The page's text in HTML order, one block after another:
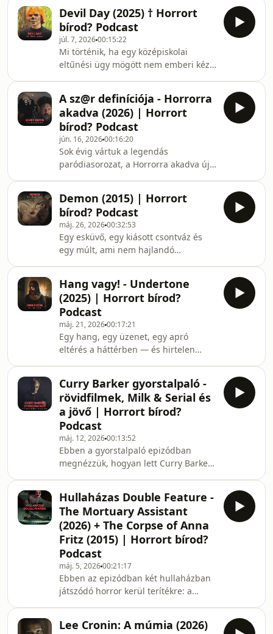
spin-offja, amely a gyilkos baba
helyett egy mesterséges
intelligenciával működő dögös
androidra helyezi a hangsúlyt, és a
sci-fit erotikus thrillerrel, valamint
horrorral ötvözi.SOULM8TE (2026)
IMDb linkHorrort bírod? Podcast
linkek
Devil Day (2025) † Horrort
bírod? Podcast
júl. 7, 202600:15:22
Mi történik, ha egy középiskolai
eltűnési ügy mögött nem emberi kéz,
horror, amely egy természetfeletti
rejtélyt ötvöz nyomozással és
tinédzserdrámával. A történetben
négy középiskolás próbálja felderíteni
egy diáklány és egy tanár eltűnésének
okát, miközben egy démoni erő
nyomába bukkannak. A Devil Day
ráadásul limitált mozis bemu
A sz@r definíciója - Horrorra
akadva (2026) | Horrort
bírod? Podcast
jún. 16, 202600:16:20
Sok évig vártuk a legendás
paródiasorozat, a Horrorra akadva új
és degeneráltságot csinált.Horrorra
akadva (2026) IMDb linkHorrort bírod?
Podcast fontosabb linkek,
elérhetőségekHorrort bírod? Podcast
Buy Me a Coffee támogatás
Demon (2015) | Horrort
bírod? Podcast
máj. 26, 202600:32:53
Egy esküvő, egy kiásott csontváz és
egy múlt, ami nem hajlandó
történetnek tűnik, de valójában sokkal
nyugtalanítóbb annál: folk horror és
történelmi trauma egyszerre. Ebben
az epizódban kitárgyaljuk, hogy miért
ennyire nyomasztó a groteszk esküvői
hangulat, és hogy a természetfeletti
mögött milyen társadalmi és
történelmi sebek
Hang vagy! - Undertone
(2025) | Horrort bírod?
Podcast
máj. 21, 202600:17:21
Egy hang, egy üzenet, egy apró
eltérés a háttérben — és hirtelen
horrorok közé tartozik, amelyek nem a
folyamatos sokkolásra, hanem a
lassan felépülő paranoia érzésére
építenek.Ebben az epizódban arról
beszélünk arról, hogy hogyan
használja a film a hangdizájnt és a
csendet a feszültségkeltéshez, hogy
miért működnek ennyire jól a bizonyt
Curry Barker gyorstalpaló -
rövidfilmek, Milk & Serial és
a jövő | Horrort bírod?
Podcast
máj. 12, 202600:13:52
Ebben a gyorstalpaló epizódban
megnézzük, hogyan lett Curry Barker
arca.Szó esik a korai rövidfilmjeiről,
internetes horror-esztétikájáról és
természetesen a nagy áttörést hozó
Milk &amp; Serial című found footage
projektről is valamint arról is, milyen
jövő várhat Curry Barkerre a műfajon
belül.Ha érdekel a horror új
generációja
Hullaházas Double Feature -
The Mortuary Assistant
(2026) + The Corpse of Anna
Fritz (2015) | Horrort bírod?
Podcast
máj. 5, 202600:21:17
Ebben az epizódban két hullaházban
játszódó horror kerül terítékre: a
videojáték-adaptáció The Mortuary
Lee Cronin: A múmia (2026)